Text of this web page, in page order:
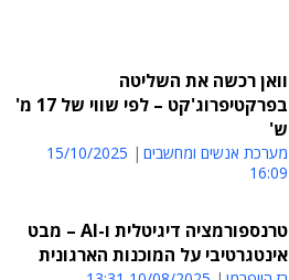
וואן רכשה את השליטה
בפרקטיפרוג'קט – לפי שווי של 17 מ'
ש'
מערכת אנשים ומחשבים
15/10/2025
16:09
טרנספורמציה דיגיטלית ו-AI – מבט
אינטגרטיבי על המוכנות הארגונית